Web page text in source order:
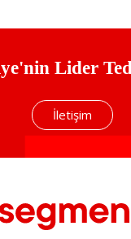
Lider
İletişim